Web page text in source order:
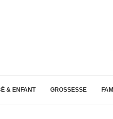
& ENFANT GROSSESSE